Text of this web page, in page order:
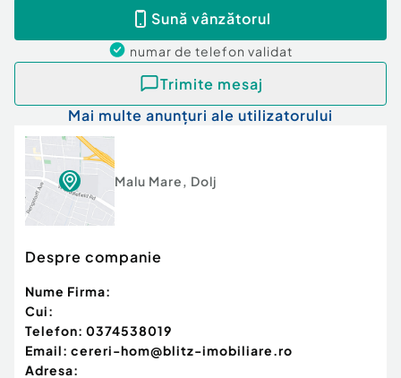
Sună vânzătorul
numar de telefon validat
Trimite mesaj
Mai multe anunțuri ale utilizatorului
Malu Mare, Dolj
Despre companie
Nume Firma:
Cui:
Telefon: 0374538019
Email: cereri-hom@blitz-imobiliare.ro
Adresa: